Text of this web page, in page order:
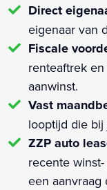
Direct
eigenaar van
Fiscale
renteaftrek
aanwinst.
Vast
looptijd die
ZZP auto
recente
een aanvraag